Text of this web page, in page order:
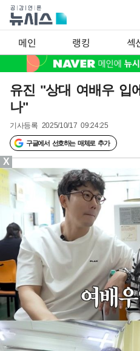
메인 랭킹 섹
유진 "상대 여배우 입
나"
기사등록 2025/10/17 09:24:25
구글에서 선호하는 매체로 추가
X